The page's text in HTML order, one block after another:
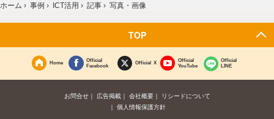
ホーム › 事例 › ICT活用 › 記事 › 写真・画像
TOP
Home
Official
Facebook
Official X
Official
YouTube
Official
LINE
お問合せ 広告掲載 会社概要
リシードについて
個人情報保護方針